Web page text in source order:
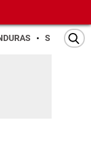
SAN PEDRO